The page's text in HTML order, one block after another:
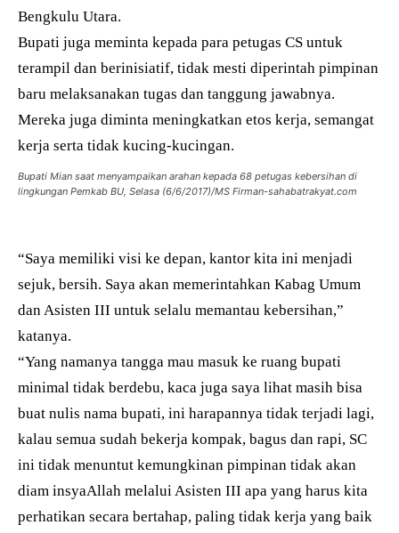
Bengkulu Utara.
Bupati juga meminta kepada para petugas CS untuk
terampil dan berinisiatif, tidak mesti diperintah pimpinan
baru melaksanakan tugas dan tanggung jawabnya.
Mereka juga diminta meningkatkan etos kerja, semangat
kerja serta tidak kucing-kucingan.
Bupati Mian saat menyampaikan arahan kepada 68 petugas kebersihan di
lingkungan Pemkab BU, Selasa (6/6/2017)/MS Firman-sahabatrakyat.com
“Saya memiliki visi ke depan, kantor kita ini menjadi
sejuk, bersih. Saya akan memerintahkan Kabag Umum
dan Asisten III untuk selalu memantau kebersihan,”
katanya.
“Yang namanya tangga mau masuk ke ruang bupati
minimal tidak berdebu, kaca juga saya lihat masih bisa
buat nulis nama bupati, ini harapannya tidak terjadi lagi,
kalau semua sudah bekerja kompak, bagus dan rapi, SC
ini tidak menuntut kemungkinan pimpinan tidak akan
diam insyaAllah melalui Asisten III apa yang harus kita
perhatikan secara bertahap, paling tidak kerja yang baik